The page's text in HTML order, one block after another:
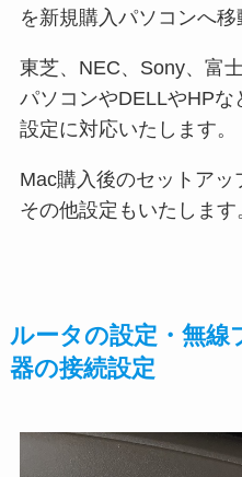
を新規購入パソコンへ移
東芝、NEC、Sony、富
パソコンやDELLやHPな
設定に対応いたします。
Mac購入後のセットア
その他設定もいたします
ルータの設定・無線
器の接続設定